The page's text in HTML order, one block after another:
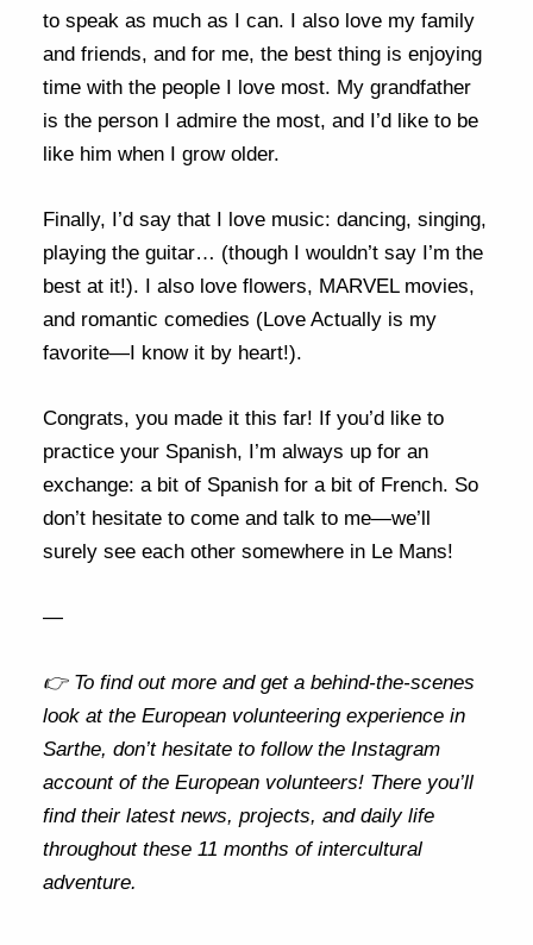
to speak as much as I can. I also love my family
and friends, and for me, the best thing is enjoying
time with the people I love most. My grandfather
is the person I admire the most, and I’d like to be
like him when I grow older.
Finally, I’d say that I love music: dancing, singing,
playing the guitar… (though I wouldn’t say I’m the
best at it!). I also love flowers, MARVEL movies,
and romantic comedies (Love Actually is my
favorite—I know it by heart!).
Congrats, you made it this far! If you’d like to
practice your Spanish, I’m always up for an
exchange: a bit of Spanish for a bit of French. So
don’t hesitate to come and talk to me—we’ll
surely see each other somewhere in Le Mans!
—
👉 To find out more and get a behind-the-scenes
look at the European volunteering experience in
Sarthe, don’t hesitate to followthe Instagram
account of the European volunteers! There you’ll
find their latest news, projects, and daily life
throughout these 11 months of intercultural
adventure.